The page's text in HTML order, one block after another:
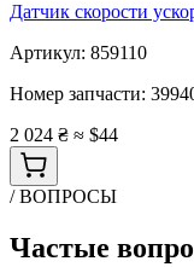
Датчик скорости
Артикул: 859110
Номер запчасти:
2 024 ₴ ≈ $44
/ ВОПРОСЫ
Частые